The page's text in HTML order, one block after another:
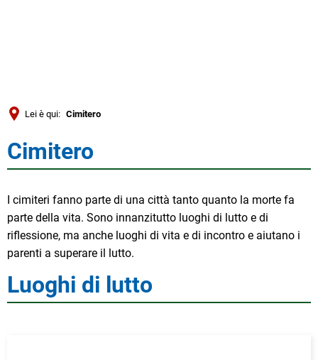
Deutsch MENÜ
Lei è qui: Cimitero
Cimitero
Cimitero
I cimiteri fanno parte di una città tanto quanto la morte fa
parte della vita. Sono innanzitutto luoghi di lutto e di
riflessione, ma anche luoghi di vita e di incontro e aiutano i
parenti a superare il lutto.
Luoghi di lutto